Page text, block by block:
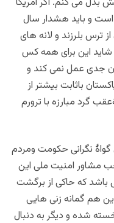
است و باید هشدار سال
از ترس بلرزند و لانه های
شاید این برای همه کس
جدی عمل نمی کند و
باثابت بیشتر از
گرد مبارزه با ترورم
نگرانی حکومت ومردم
مشاور امنیت ملی این
که حاکی از برگشت
هم گمانه زنی هایی
شده و دیگر به دنبال